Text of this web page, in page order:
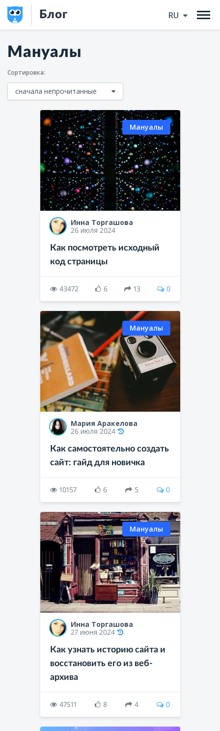
RU
Блог
Мануалы
Сортировка:
сначала непрочитанные
Мануалы
Инна Торгашова
26 июля 2024
Как посмотреть исходный
код страницы
43472 6 13 0
Мануалы
Мария Аракелова
26 июля 2024
Как самостоятельно создать
сайт: гайд для новичка
10157 6 5 0
Мануалы
Инна Торгашова
27 июня 2024
Как узнать историю сайта и
восстановить его из веб-
архива
47511 8 4 0